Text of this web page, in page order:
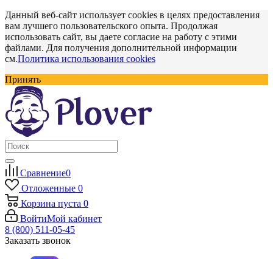
Данный веб-сайт использует cookies в целях предоставления
вам лучшего пользовательского опыта. Продолжая
использовать сайт, вы даете согласие на работу с этими
файлами. Для получения дополнительной информации
см.Политика использования cookies
Принять
Сравнение0
Отложенные 0
Корзина пуста 0
ВойтиМой кабинет
8 (800) 511-05-45
Заказать звонок